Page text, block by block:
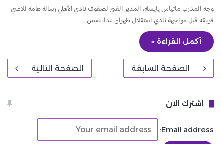
وجه المدرب ماتياس يايسله، المدير الفني لصفوف نادي الأهلي رسالة هامة للاعبي
فريقه قبل مواجهة نادي استقلال طهران غدا، ضمن…
أكمل القراءة »
الصفحة السابقة الصفحة التالية
اشترك الان
Email address: